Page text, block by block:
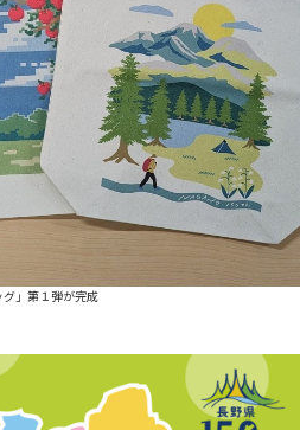
」第１弾が完成